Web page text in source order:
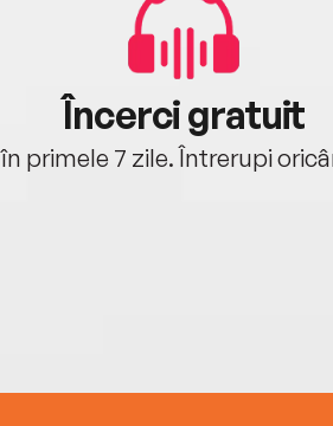
Încerci gratuit
în primele 7 zile. Întrerupi